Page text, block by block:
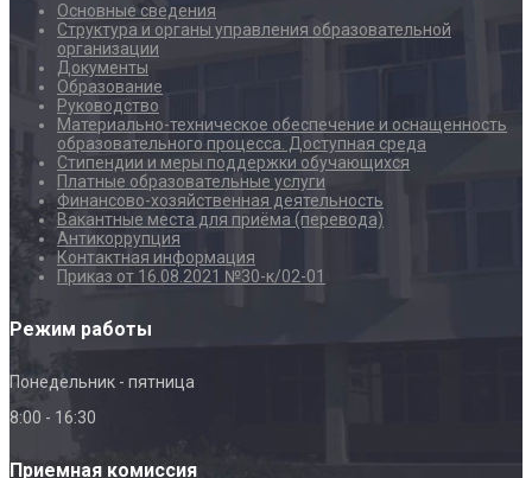
Основные сведения
Структура и органы управления образовательной
организации
Документы
Образование
Руководство
Материально-техническое обеспечение и оснащенность
образовательного процесса. Доступная среда
Стипендии и меры поддержки обучающихся
Платные образовательные услуги
Финансово-хозяйственная деятельность
Вакантные места для приёма (перевода)
Антикоррупция
Контактная информация
Приказ от 16.08.2021 №30-к/02-01
Режим работы
Понедельник - пятница
8:00 - 16:30
Приемная комиссия